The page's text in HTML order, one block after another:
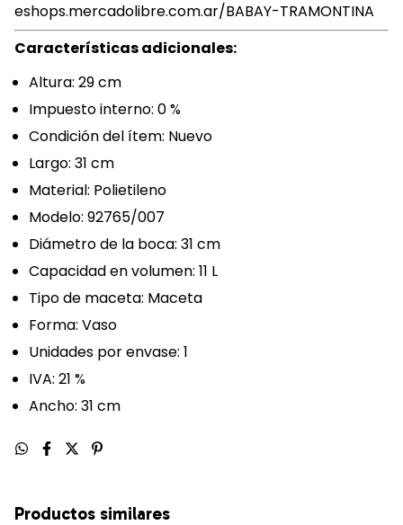
eshops.mercadolibre.com.ar/BABAY-TRAMONTINA
Características adicionales:
Altura: 29 cm
Impuesto interno: 0 %
Condición del ítem: Nuevo
Largo: 31 cm
Material: Polietileno
Modelo: 92765/007
Diámetro de la boca: 31 cm
Capacidad en volumen: 11 L
Tipo de maceta: Maceta
Forma: Vaso
Unidades por envase: 1
IVA: 21 %
Ancho: 31 cm
Productos similares